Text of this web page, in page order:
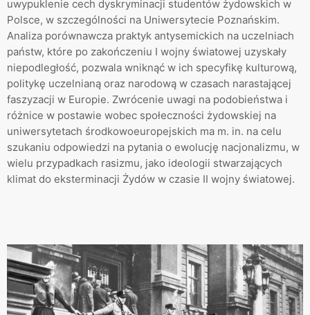
uwypuklenie cech dyskryminacji studentów żydowskich w
Polsce, w szczególności na Uniwersytecie Poznańskim.
Analiza porównawcza praktyk antysemickich na uczelniach
państw, które po zakończeniu I wojny światowej uzyskały
niepodległość, pozwala wniknąć w ich specyfikę kulturową,
politykę uczelnianą oraz narodową w czasach narastającej
faszyzacji w Europie. Zwrócenie uwagi na podobieństwa i
różnice w postawie wobec społeczności żydowskiej na
uniwersytetach środkowoeuropejskich ma m. in. na celu
szukaniu odpowiedzi na pytania o ewolucję nacjonalizmu, w
wielu przypadkach rasizmu, jako ideologii stwarzających
klimat do eksterminacji Żydów w czasie II wojny światowej.